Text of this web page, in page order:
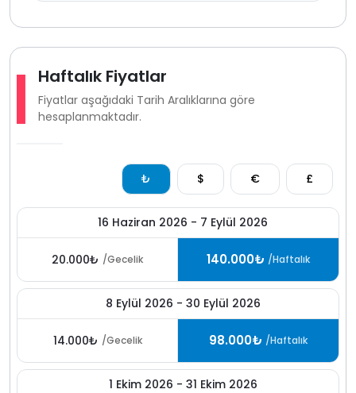
yapılmasına rağmen çevrede böcek sinek gibi
canlılarla karşılaşma ihtimali olabilir bu durum bölgenin
doğal yapısından kaynaklı.
Kalkan Sarıbelen bölgesi doğa içinde olması ve
sunduğu mahremiyet ile kiralık villa ve villa kiralama
muhafazakar villa huzurlu ve konforlu bir tatil
planlayanlar için oldukça güçlü bir alternatif sunuyor.
Haftalık Fiyatlar
Fiyatlar aşağıdaki Tarih Aralıklarına göre
hesaplanmaktadır.
₺ $ € £
16 Haziran 2026 - 7 Eylül 2026
20.000₺ /Gecelik 140.000₺ /Haftalık
8 Eylül 2026 - 30 Eylül 2026
14.000₺ /Gecelik 98.000₺ /Haftalık
1 Ekim 2026 - 31 Ekim 2026